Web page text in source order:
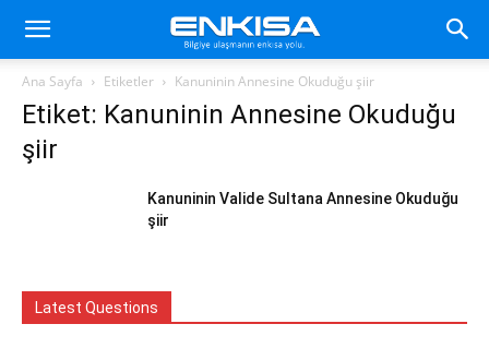
Ana Sayfa Etiketler Kanuninin Annesine Okuduğu şiir
Etiket: Kanuninin Annesine Okuduğu
şiir
Kanuninin Valide Sultana Annesine Okuduğu
şiir
Latest Questions